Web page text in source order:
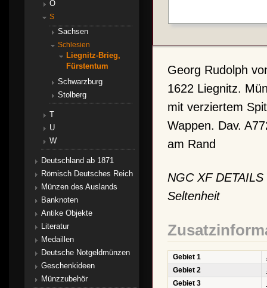
Georg Rudolph
1622 Liegnitz.
mit verziertem
Wappen. Dav.
am Rand
NGC XF
Seltenheit
Gebiet 1
Gebiet 2
Gebiet 3
O
S
Sachsen
Schlesien
Liegnitz-Brieg,
Fürstentum
Schwarzburg
Stolberg
T
U
W
Deutschland ab 1871
Römisch Deutsches Reich
Münzen des Auslands
Banknoten
Antike Objekte
Literatur
Medaillen
Deutsche Notgeldmünzen
Geschenkideen
Münzzubehör